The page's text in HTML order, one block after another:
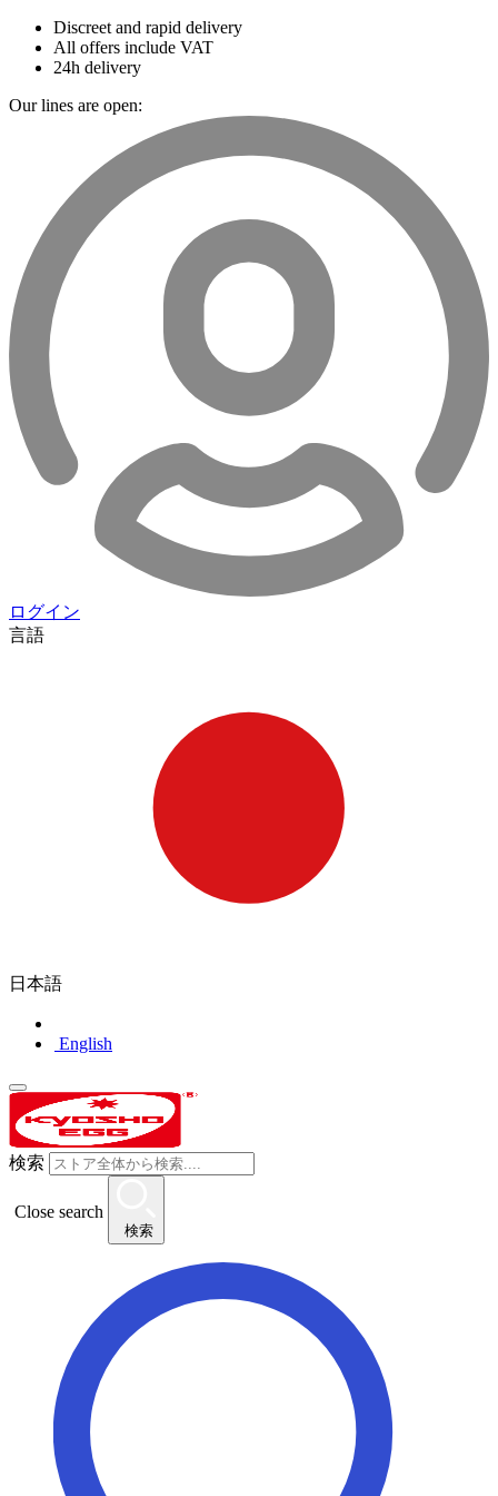
Discreet and rapid delivery
All offers include VAT
24h delivery
Our lines are open:
ログイン
言語
日本語
English
検索
Close search
検索